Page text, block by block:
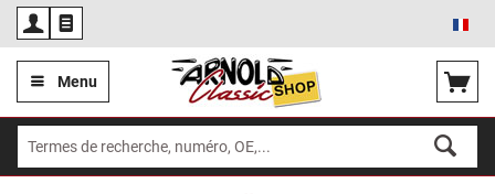
Menu